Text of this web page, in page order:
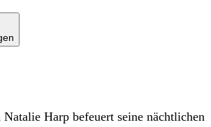
Harp befeuert seine nächtlichen